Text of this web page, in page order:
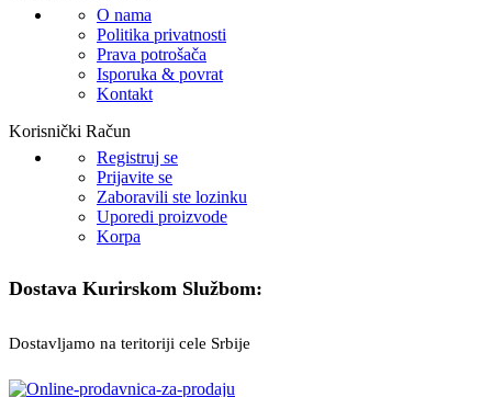
O nama
Politika privatnosti
Prava potrošača
Isporuka & povrat
Kontakt
Korisnički Račun
Registruj se
Prijavite se
Zaboravili ste lozinku
Uporedi proizvode
Korpa
Dostava Kurirskom Službom:
Dostavljamo na teritoriji cele Srbije